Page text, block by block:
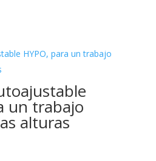
un trabajo
alturas